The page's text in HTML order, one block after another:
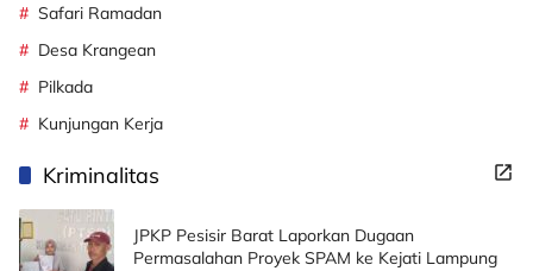
Safari Ramadan
Desa Krangean
Pilkada
Kunjungan Kerja
Kriminalitas
JPKP Pesisir Barat Laporkan Dugaan
Permasalahan Proyek SPAM ke Kejati Lampung